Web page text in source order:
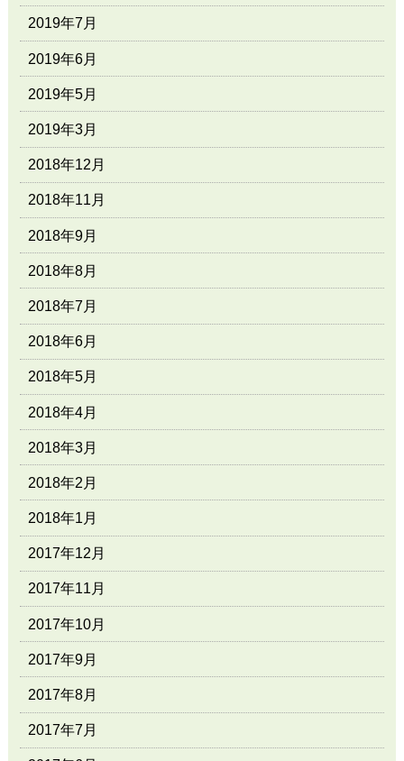
2019年7月
2019年6月
2019年5月
2019年3月
2018年12月
2018年11月
2018年9月
2018年8月
2018年7月
2018年6月
2018年5月
2018年4月
2018年3月
2018年2月
2018年1月
2017年12月
2017年11月
2017年10月
2017年9月
2017年8月
2017年7月